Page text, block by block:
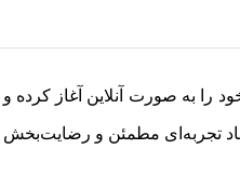
تجربه‌ای مطمئن و